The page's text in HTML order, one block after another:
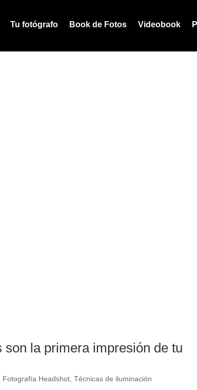
Tu fotógrafo Book de Fotos Videobook
la primera impresión de tu
Fotografía Headshot ,Técnicas de iluminación